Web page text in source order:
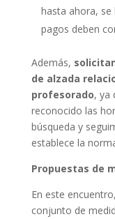
hasta ahora, se
pagos deben
Además,
de alzada
profesorado, ya
reconocido las
búsqueda y
establece la
Propuestas de
En este
conjunto de